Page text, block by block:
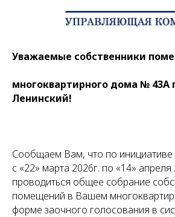
Уважаемые собственники
многоквартирного дома № 43А
Ленинский!
Сообщаем Вам, что по
с «22» марта 2026г. по «14» апреля
проводиться общее собрание
помещений в Вашем
форме заочного голосования в